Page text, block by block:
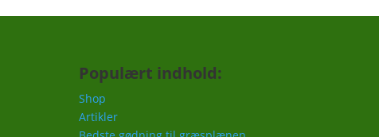
Populært indhold:
Shop
Artikler